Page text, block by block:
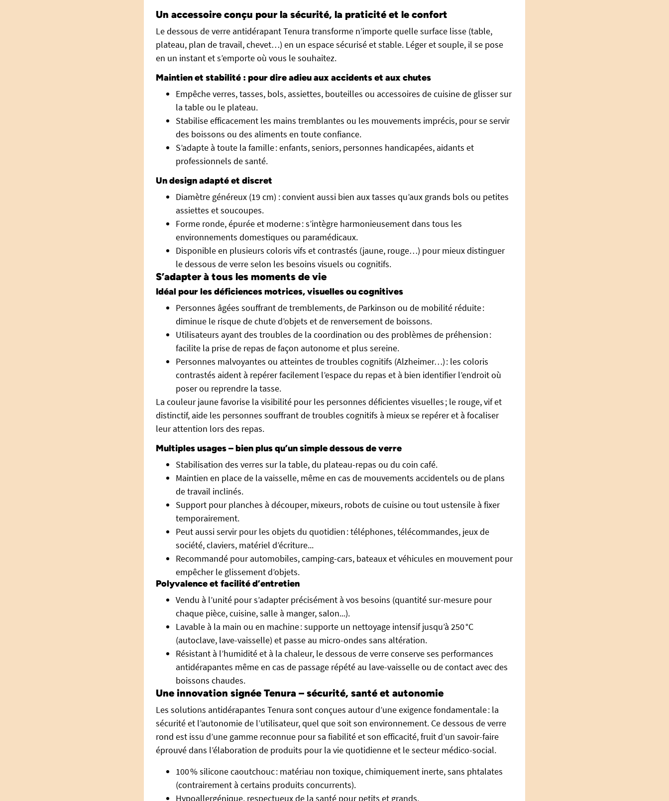
Un accessoire conçu pour la sécurité, la praticité et le confort
Le dessous de verre antidérapant Tenura transforme n’importe quelle surface lisse (table,
plateau, plan de travail, chevet…) en un espace sécurisé et stable. Léger et souple, il se pose
en un instant et s’emporte où vous le souhaitez.
Maintien et stabilité : pour dire adieu aux accidents et aux chutes
Empêche verres, tasses, bols, assiettes, bouteilles ou accessoires de cuisine de glisser sur
la table ou le plateau.
Stabilise efficacement les mains tremblantes ou les mouvements imprécis, pour se servir
des boissons ou des aliments en toute confiance.
S’adapte à toute la famille : enfants, seniors, personnes handicapées, aidants et
professionnels de santé.
Un design adapté et discret
Diamètre généreux (19 cm) : convient aussi bien aux tasses qu’aux grands bols ou petites
assiettes et soucoupes.
Forme ronde, épurée et moderne : s’intègre harmonieusement dans tous les
environnements domestiques ou paramédicaux.
Disponible en plusieurs coloris vifs et contrastés (jaune, rouge…) pour mieux distinguer
le dessous de verre selon les besoins visuels ou cognitifs.
S’adapter à tous les moments de vie
Idéal pour les déficiences motrices, visuelles ou cognitives
Personnes âgées souffrant de tremblements, de Parkinson ou de mobilité réduite :
diminue le risque de chute d’objets et de renversement de boissons.
Utilisateurs ayant des troubles de la coordination ou des problèmes de préhension :
facilite la prise de repas de façon autonome et plus sereine.
Personnes malvoyantes ou atteintes de troubles cognitifs (Alzheimer…) : les coloris
contrastés aident à repérer facilement l’espace du repas et à bien identifier l’endroit où
poser ou reprendre la tasse.
La couleur jaune favorise la visibilité pour les personnes déficientes visuelles ; le rouge, vif et
distinctif, aide les personnes souffrant de troubles cognitifs à mieux se repérer et à focaliser
leur attention lors des repas.
Multiples usages – bien plus qu’un simple dessous de verre
Stabilisation des verres sur la table, du plateau-repas ou du coin café.
Maintien en place de la vaisselle, même en cas de mouvements accidentels ou de plans
de travail inclinés.
Support pour planches à découper, mixeurs, robots de cuisine ou tout ustensile à fixer
temporairement.
Peut aussi servir pour les objets du quotidien : téléphones, télécommandes, jeux de
société, claviers, matériel d’écriture...
Recommandé pour automobiles, camping-cars, bateaux et véhicules en mouvement pour
empêcher le glissement d’objets.
Polyvalence et facilité d’entretien
Vendu à l’unité pour s’adapter précisément à vos besoins (quantité sur-mesure pour
chaque pièce, cuisine, salle à manger, salon...).
Lavable à la main ou en machine : supporte un nettoyage intensif jusqu’à 250 °C
(autoclave, lave-vaisselle) et passe au micro-ondes sans altération.
Résistant à l’humidité et à la chaleur, le dessous de verre conserve ses performances
antidérapantes même en cas de passage répété au lave-vaisselle ou de contact avec des
boissons chaudes.
Une innovation signée Tenura – sécurité, santé et autonomie
Les solutions antidérapantes Tenura sont conçues autour d’une exigence fondamentale : la
sécurité et l’autonomie de l’utilisateur, quel que soit son environnement. Ce dessous de verre
rond est issu d’une gamme reconnue pour sa fiabilité et son efficacité, fruit d’un savoir-faire
éprouvé dans l’élaboration de produits pour la vie quotidienne et le secteur médico-social.
100 % silicone caoutchouc : matériau non toxique, chimiquement inerte, sans phtalates
(contrairement à certains produits concurrents).
Hypoallergénique, respectueux de la santé pour petits et grands.